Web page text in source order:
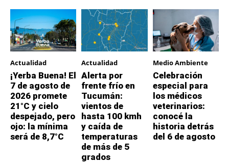
Actualidad
¡Yerba Buena! El
7 de agosto de
2026 promete
21°C y cielo
despejado, pero
ojo: la mínima
será de 8,7°C
Actualidad
Alerta por
frente frío en
Tucumán:
vientos de
hasta 100 kmh
y caída de
temperaturas
de más de 5
grados
Medio Ambiente
Celebración
especial para
los médicos
veterinarios:
conocé la
historia detrás
del 6 de agosto